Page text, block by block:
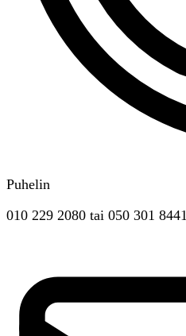
Puhelin
010 229 2080 tai 050 301 8441